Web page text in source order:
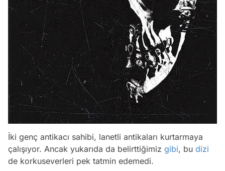
İki genç antikacı sahibi, lanetli antikaları kurtarmaya
çalışıyor. Ancak yukarıda da belirttiğimiz gibi, bu dizi
de korkuseverleri pek tatmin edemedi.